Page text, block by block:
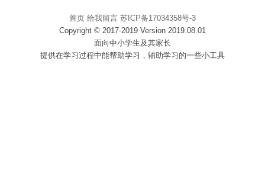
首页 给我留言 苏ICP备17034358号-3
Copyright © 2017-2019 Version 2019.08.01
面向中小学生及其家长
提供在学习过程中能帮助学习，辅助学习的一些小工具